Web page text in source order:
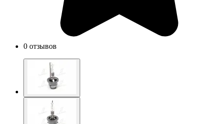
0 отзывов